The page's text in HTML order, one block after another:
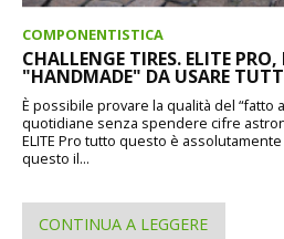
COMPONENTISTICA
CHALLENGE TIRES. ELITE
"HANDMADE" DA USARE
È possibile provare la qualità del “fatto
quotidiane senza spendere cifre
ELITE Pro tutto questo è
questo il...
CONTINUA A LEGGERE